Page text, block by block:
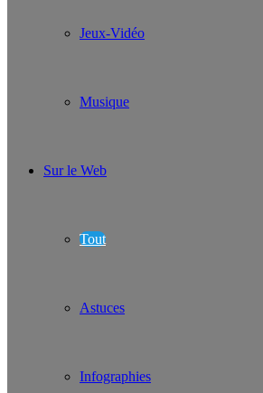
Jeux-Vidéo
Musique
Sur le Web
Tout
Astuces
Infographies